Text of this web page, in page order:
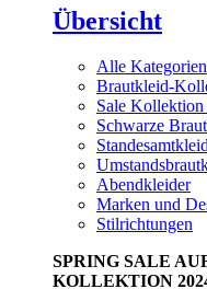
Übersicht
Alle Kategorien
Brautkleid-
Sale
Schwarze
Abendkleider
Marken und
Stilrichtungen
SPRING SALE
KOLLEKTION